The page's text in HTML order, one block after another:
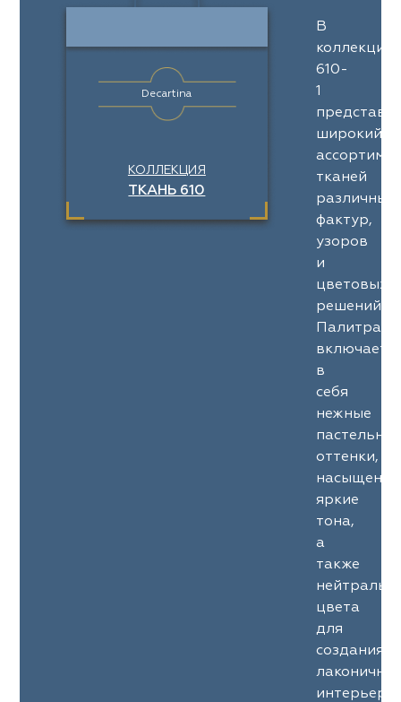
Decartina
КОЛЛЕКЦИЯ
ТКАНЬ 610
В
коллекции
610-
1
широкий
тканей
различных
фактур,
узоров
и
цветовых
решений.
Палитра
включает
в
себя
нежные
оттенки,
яркие
тона,
а
также
цвета
для
создания